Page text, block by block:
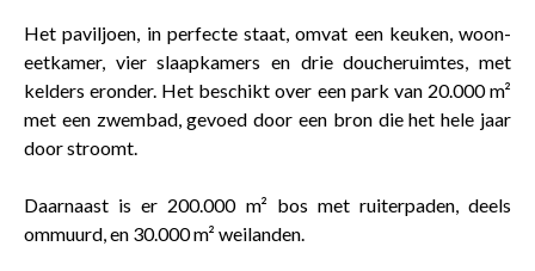
Het paviljoen, in perfecte staat, omvat een keuken, woon-
eetkamer, vier slaapkamers en drie doucheruimtes, met
kelders eronder. Het beschikt over een park van 20.000 m²
met een zwembad, gevoed door een bron die het hele jaar
door stroomt.
Daarnaast is er 200.000 m² bos met ruiterpaden, deels
ommuurd, en 30.000 m² weilanden.